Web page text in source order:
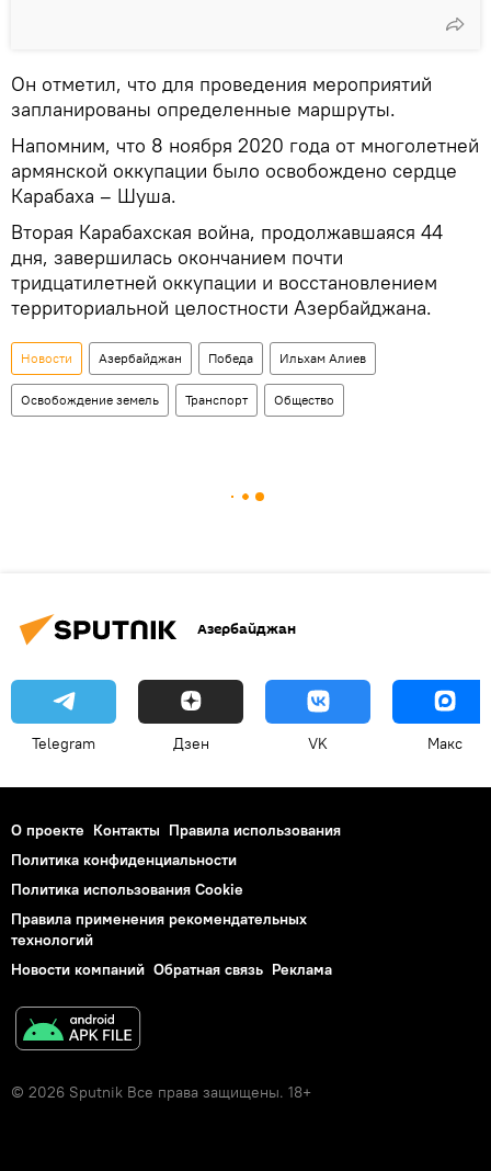
Он отметил, что для проведения мероприятий
запланированы определенные маршруты.
Напомним, что 8 ноября 2020 года от многолетней
армянской оккупации было освобождено сердце
Карабаха – Шуша.
Вторая Карабахская война, продолжавшаяся 44
дня, завершилась окончанием почти
тридцатилетней оккупации и восстановлением
территориальной целостности Азербайджана.
Новости Азербайджан Победа Ильхам Алиев
Освобождение земель Транспорт Общество
Азербайджан
Telegram Дзен VK Макс
О проекте Контакты Правила использования
Политика конфиденциальности
Политика использования Cookie
Правила применения рекомендательных
технологий
Новости компаний Обратная связь Реклама
© 2026 Sputnik Все права защищены. 18+